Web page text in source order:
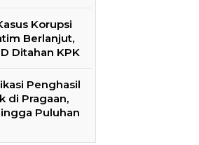
Korupsi
Berlanjut,
Ditahan KPK
Penghasil
di Pragaan,
Puluhan